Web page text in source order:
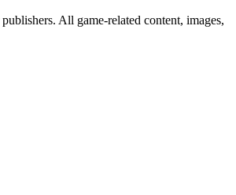
All game-related content, images,